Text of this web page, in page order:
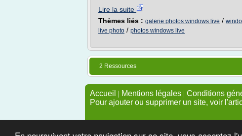
Lire la suite
Thèmes liés : galerie photos windows live /
live photo / photos windows live
2 Ressources
Accueil | Mentions légales | Conditions
Pour ajouter ou supprimer un site, voir